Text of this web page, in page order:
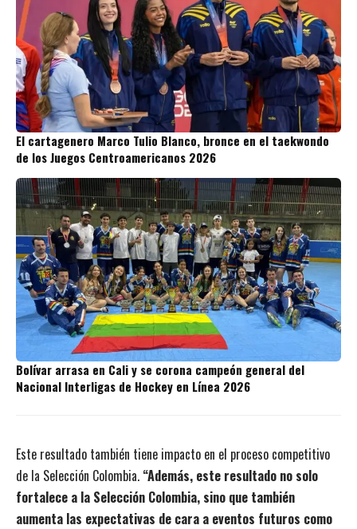
El cartagenero Marco Tulio Blanco, bronce en el taekwondo
de los Juegos Centroamericanos 2026
Bolívar arrasa en Cali y se corona campeón general del
Nacional Interligas de Hockey en Línea 2026
Este resultado también tiene impacto en el proceso competitivo
de la Selección Colombia. “Además, este resultado no solo
fortalece a la Selección Colombia, sino que también
aumenta las expectativas de cara a eventos futuros como